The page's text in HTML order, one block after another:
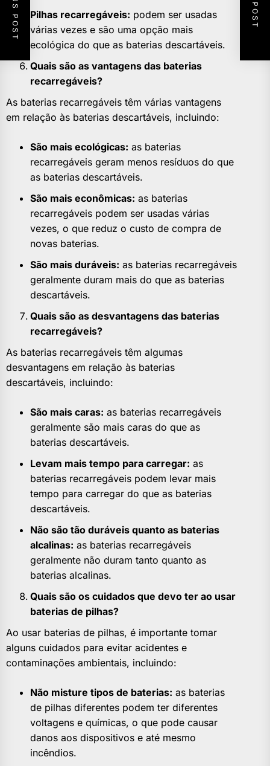
Pilhas recarregáveis: podem ser usadas
várias vezes e são uma opção mais
ecológica do que as baterias descartáveis.
Quais são as vantagens das baterias
recarregáveis?
As baterias recarregáveis têm várias vantagens
em relação às baterias descartáveis, incluindo:
São mais ecológicas: as baterias
recarregáveis ​​geram menos resíduos do que
as baterias descartáveis.
São mais econômicas: as baterias
recarregáveis ​​podem ser usadas várias
vezes, o que reduz o custo de compra de
novas baterias.
São mais duráveis: as baterias recarregáveis
​​geralmente duram mais do que as baterias
descartáveis.
Quais são as desvantagens das baterias
recarregáveis?
As baterias recarregáveis ​​têm algumas
desvantagens em relação às baterias
descartáveis, incluindo:
São mais caras: as baterias recarregáveis ​​
geralmente são mais caras do que as
baterias descartáveis.
Levam mais tempo para carregar: as
baterias recarregáveis ​​podem levar mais
tempo para carregar do que as baterias
descartáveis.
Não são tão duráveis ​​quanto as baterias
alcalinas: as baterias recarregáveis ​​
geralmente não duram tanto quanto as
baterias alcalinas.
Quais são os cuidados que devo ter ao usar
baterias de pilhas?
Ao usar baterias de pilhas, é importante tomar
alguns cuidados para evitar acidentes e
contaminações ambientais, incluindo:
Não misture tipos de baterias: as baterias
de pilhas diferentes podem ter diferentes
voltagens e químicas, o que pode causar
danos aos dispositivos e até mesmo
incêndios.